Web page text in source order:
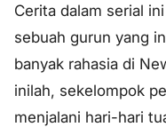
Cerita dalam serial
sebuah gurun yang
banyak rahasia di
inilah, sekelompok
menjalani hari-hari